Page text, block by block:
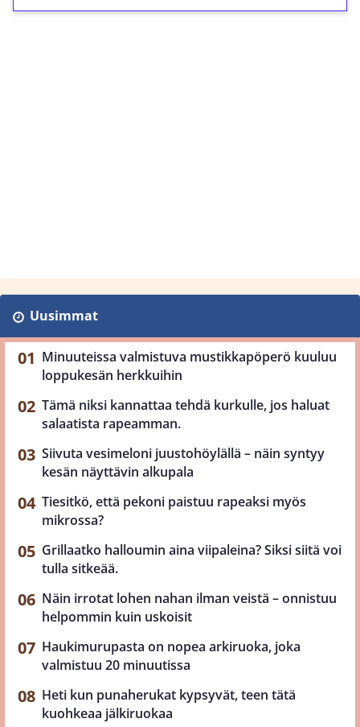
Uusimmat
Minuuteissa valmistuva mustikkapöperö kuuluu
loppukesän herkkuihin
Tämä niksi kannattaa tehdä kurkulle, jos haluat
salaatista rapeamman.
Siivuta vesimeloni juustohöylällä – näin syntyy
kesän näyttävin alkupala
Tiesitkö, että pekoni paistuu rapeaksi myös
mikrossa?
Grillaatko halloumin aina viipaleina? Siksi siitä voi
tulla sitkeää.
Näin irrotat lohen nahan ilman veistä – onnistuu
helpommin kuin uskoisit
Haukimurupasta on nopea arkiruoka, joka
valmistuu 20 minuutissa
Heti kun punaherukat kypsyvät, teen tätä
kuohkeaa jälkiruokaa